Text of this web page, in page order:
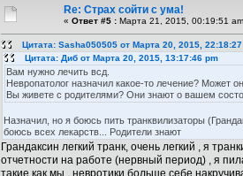
Re: Страх сойти с ума!
« Ответ #5 : Марта 21, 2015, 00:19:51
Цитата: Sasha050505 от Марта 20, 2015,
Цитата: Диб от Марта 20, 2015, 13:17:46 pm
Вам нужно лечить всд.
Невропатолог назначил какое-то лечение? Может
Вы живете с родителями? Они знают о вашем
Назначил, но я боюсь пить транквилизаторы
боюсь всех лекарств... Родители знают
Грандаксин легкий транк, очень легкий , я
отчетности на работе (нервный период) , я
такие как мы , невротики больше себе